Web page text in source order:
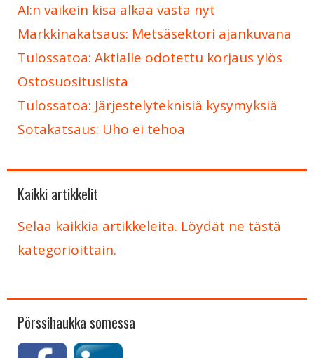
AI:n vaikein kisa alkaa vasta nyt
Markkinakatsaus: Metsäsektori ajankuvana
Tulossatoa: Aktialle odotettu korjaus ylös
Ostosuosituslista
Tulossatoa: Järjestelyteknisiä kysymyksiä
Sotakatsaus: Uho ei tehoa
Kaikki artikkelit
Selaa kaikkia artikkeleita. Löydät ne tästä
kategorioittain.
Pörssihaukka somessa